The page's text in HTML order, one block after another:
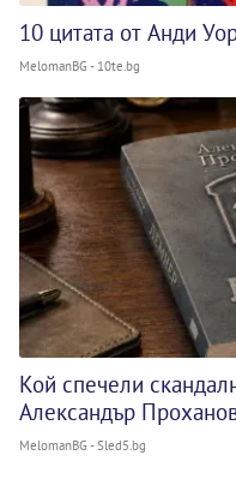
10 цитата от Анди
MelomanBG - 10te.bg
Кой спечели
Александър
MelomanBG - Sled5.bg